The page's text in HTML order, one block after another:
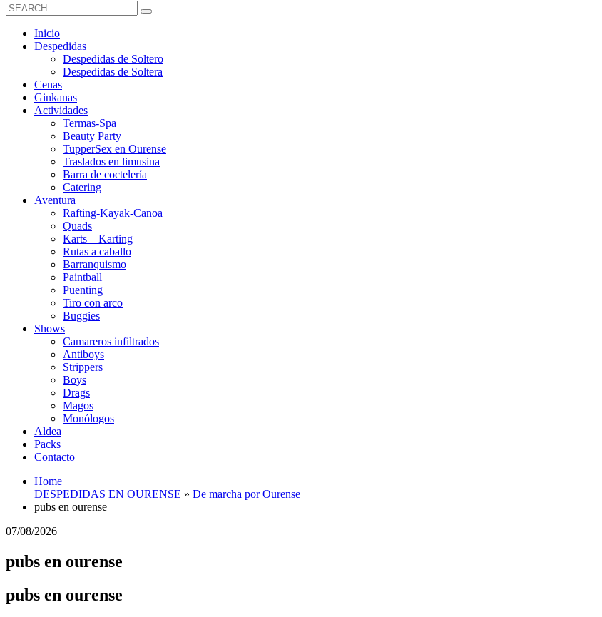
Inicio
Despedidas
Despedidas de Soltero
Despedidas de Soltera
Cenas
Ginkanas
Actividades
Termas-Spa
Beauty Party
TupperSex en Ourense
Traslados en limusina
Barra de coctelería
Catering
Aventura
Rafting-Kayak-Canoa
Quads
Karts – Karting
Rutas a caballo
Barranquismo
Paintball
Puenting
Tiro con arco
Buggies
Shows
Camareros infiltrados
Antiboys
Strippers
Boys
Drags
Magos
Monólogos
Aldea
Packs
Contacto
Home
DESPEDIDAS EN OURENSE » De marcha por Ourense
pubs en ourense
07/08/2026
pubs en ourense
pubs en ourense